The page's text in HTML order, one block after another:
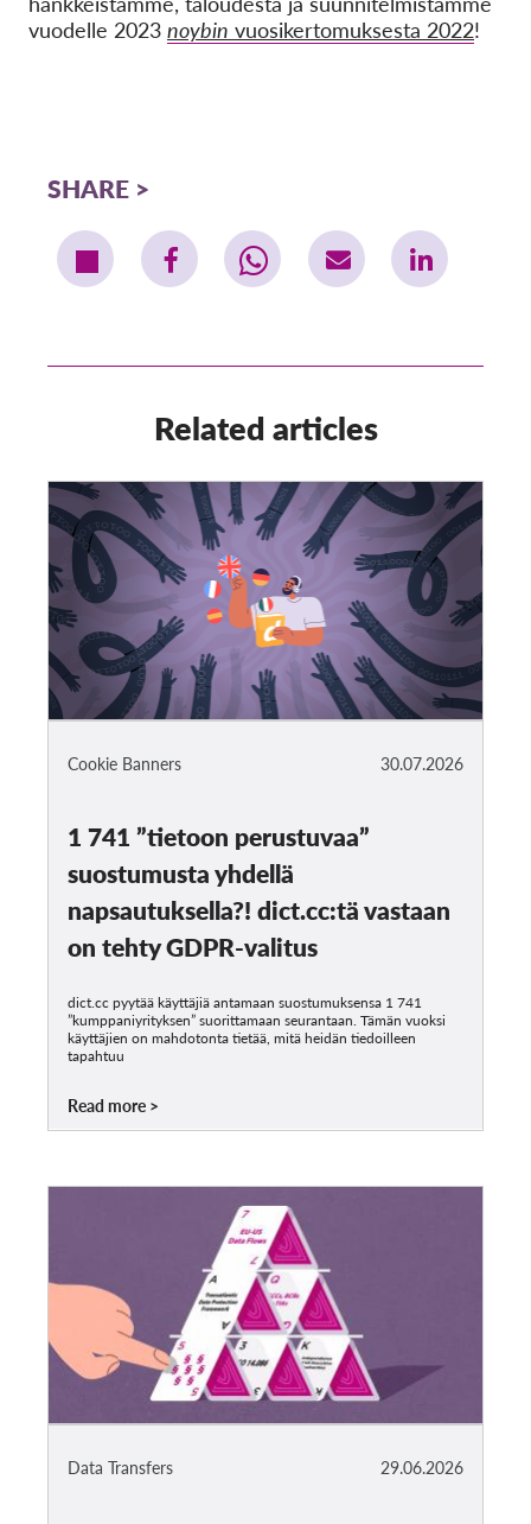
vuodelle 2023 noybin vuosikertomuksesta 2022!
SHARE
Related articles
30.07.2026
Cookie Banners
1 741 ”tietoon perustuvaa”
suostumusta yhdellä
napsautuksella?! dict.cc:tä vastaan
on tehty GDPR-valitus
dict.cc pyytää käyttäjiä antamaan suostumuksensa 1 741
”kumppaniyrityksen” suorittamaan seurantaan. Tämän vuoksi
käyttäjien on mahdotonta tietää, mitä heidän tiedoilleen
tapahtuu
Read more
29.06.2026
Data Transfers